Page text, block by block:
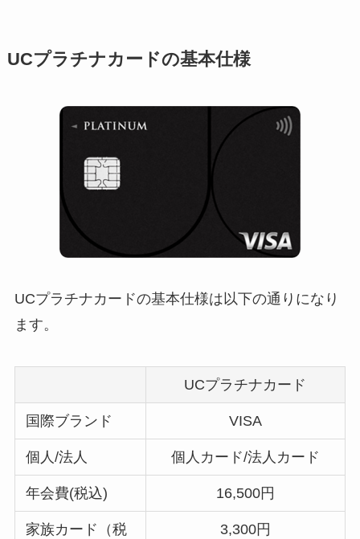
UCプラチナカードの基本仕様
UCプラチナカードの基本仕様は以下の通りになり
ます。
UCプラチナカード
国際ブランド VISA
個人/法人 個人カード/法人カード
年会費(税込) 16,500円
家族カード（税
3,300円